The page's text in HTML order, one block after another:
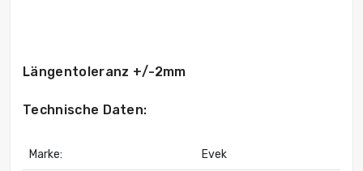
Längentoleranz +/-2mm
Technische Daten:
Marke: Evek